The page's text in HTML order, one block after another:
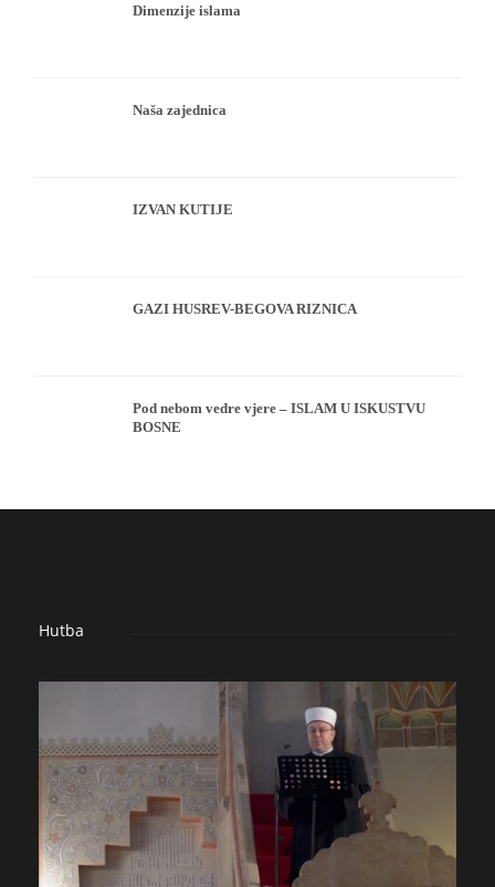
Dimenzije islama
Naša zajednica
IZVAN KUTIJE
GAZI HUSREV-BEGOVA RIZNICA
Pod nebom vedre vjere – ISLAM U ISKUSTVU
BOSNE
Hutba